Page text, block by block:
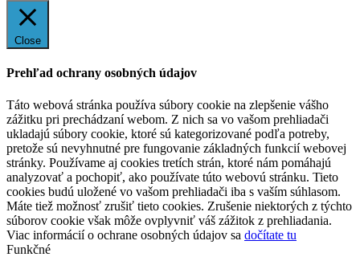
Close
Prehľad ochrany osobných údajov
Táto webová stránka používa súbory cookie na zlepšenie vášho
zážitku pri prechádzaní webom. Z nich sa vo vašom prehliadači
ukladajú súbory cookie, ktoré sú kategorizované podľa potreby,
pretože sú nevyhnutné pre fungovanie základných funkcií webovej
stránky. Používame aj cookies tretích strán, ktoré nám pomáhajú
analyzovať a pochopiť, ako používate túto webovú stránku. Tieto
cookies budú uložené vo vašom prehliadači iba s vaším súhlasom.
Máte tiež možnosť zrušiť tieto cookies. Zrušenie niektorých z týchto
súborov cookie však môže ovplyvniť váš zážitok z prehliadania.
Viac informácií o ochrane osobných údajov sa dočítate tu
Funkčné